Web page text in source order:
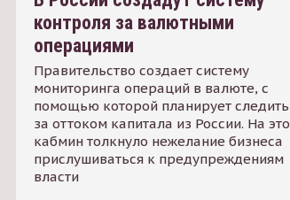
контроля за валютными
операциями
Правительство создает систему
мониторинга операций в валюте, с
помощью которой планирует следить
за оттоком капитала из России. На это
кабмин толкнуло нежелание бизнеса
прислушиваться к предупреждениям
власти